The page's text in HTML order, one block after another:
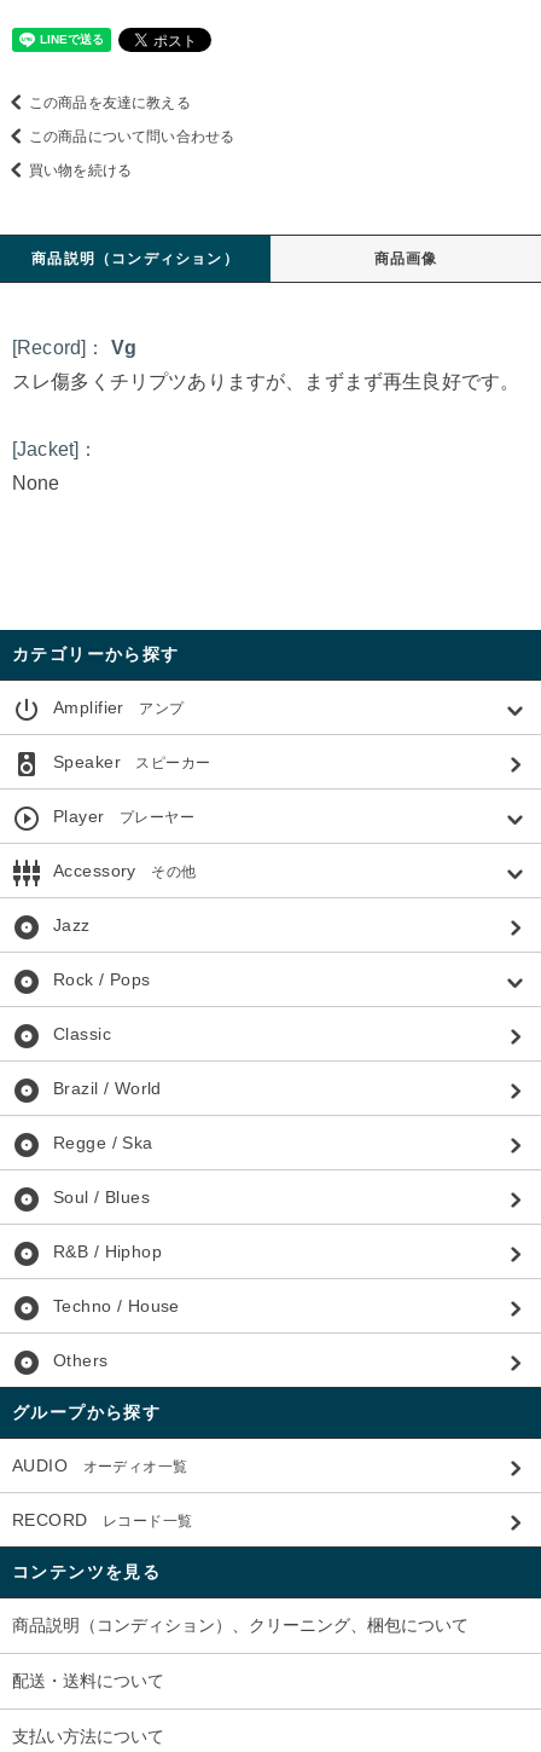
この商品を友達に教える
この商品について問い合わせる
買い物を続ける
商品説明（コンディション） 商品画像
[Record]：
Vg
スレ傷多くチリプツありますが、まずまず再生良好です。
[Jacket]：
None
カテゴリーから探す
power_settings_new Amplifier アンプ
speaker Speakerスピーカー
play_circle_outline Player プレーヤー
settings_input_component Accessory その他
album Jazz
album Rock / Pops
album Classic
album Brazil / World
album Regge / Ska
album Soul / Blues
album R&B / Hiphop
album Techno / House
album Others
グループから探す
AUDIO オーディオ一覧
RECORD レコード一覧
コンテンツを見る
商品説明（コンディション）、クリーニング、梱包について
配送・送料について
支払い方法について